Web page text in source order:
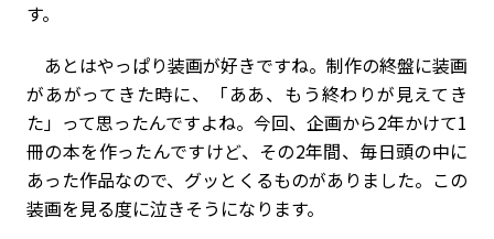
す。
あとはやっぱり装画が好きですね。制作の終盤に装画
があがってきた時に、「ああ、もう終わりが見えてき
た」って思ったんですよね。今回、企画から2年かけて1
冊の本を作ったんですけど、その2年間、毎日頭の中に
あった作品なので、グッとくるものがありました。この
装画を見る度に泣きそうになります。